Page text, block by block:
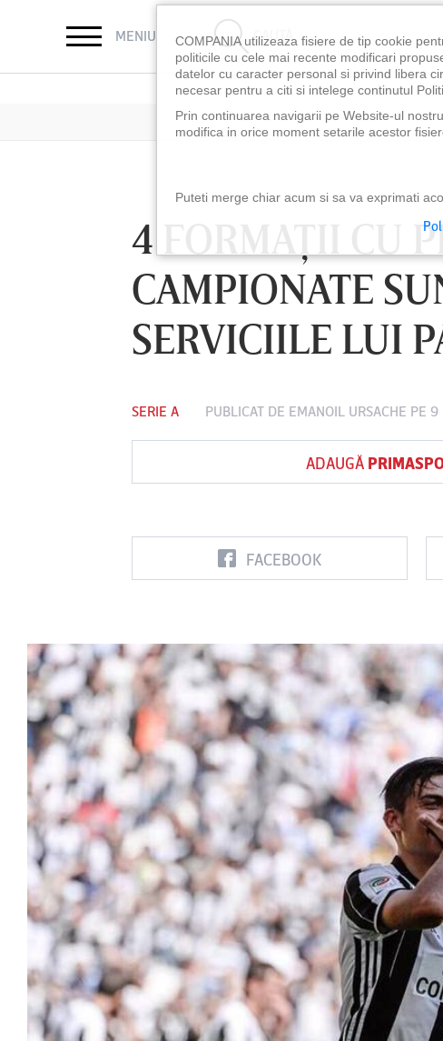
MENIU CAUTĂ
4 FORMAŢII CU
CAMPIONATE
SERVICIILE LUI
SERIE A PUBLICAT DE EMANOIL URSACHE PE
ADAUGĂ
FACEBOOK
FC Botoşani
Vs
Corvinul
Hunedoara
Sepsi OSK Sf
Vs
COMPANIA utilizeaza fisiere de tip cookie
politicile cu cele mai recente modificari
datelor cu caracter personal si privind libera
necesar pentru a citi si intelege continutul
Prin continuarea navigarii pe Website-ul
modifica in orice moment setarile acestor
Puteti merge chiar acum si sa va exprimati